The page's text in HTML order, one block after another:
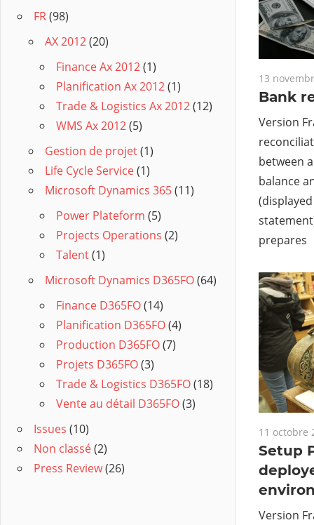
13
Bank
Version
between
balance
prepares
11 octobre
Setup
Version
FR(98)
AX 2012(20)
Finance Ax 2012(1)
Planification Ax 2012(1)
Trade & Logistics Ax 2012(12)
WMS Ax 2012(5)
Gestion de projet(1)
Life Cycle Service(1)
Microsoft Dynamics 365(11)
Power Plateform (5)
Projects Operations (2)
Talent(1)
Microsoft Dynamics D365FO(64)
Finance D365FO(14)
Planification D365FO(4)
Production D365FO(7)
Projets D365FO(3)
Trade & Logistics D365FO(18)
Vente au détail D365FO(3)
Issues (10)
Non classé(2)
Press Review(26)